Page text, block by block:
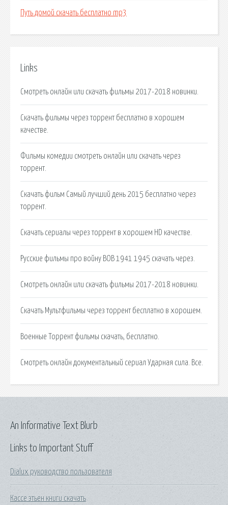
Путь домой скачать бесплатно mp3
Links
Смотреть онлайн или скачать фильмы 2017-2018 новинки.
Скачать фильмы через торрент бесплатно в хорошем
качестве.
Фильмы комедии смотреть онлайн или скачать через
торрент.
Скачать фильм Самый лучший день 2015 бесплатно через
торрент.
Скачать сериалы через торрент в хорошем HD качестве.
Русские фильмы про войну ВОВ 1941 1945 скачать через.
Смотреть онлайн или скачать фильмы 2017-2018 новинки.
Скачать Мультфильмы через торрент бесплатно в хорошем.
Военные Торрент фильмы скачать, бесплатно.
Смотреть онлайн документальный сериал Ударная сила. Все.
Links to Important Stuff
Dialux руководство пользователя
Кассе этьен книги скачать
An Informative Text Blurb